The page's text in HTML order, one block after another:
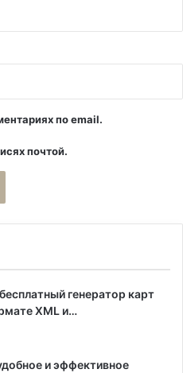
по email.
почтой.
генератор карт
XML и…
и эффективное